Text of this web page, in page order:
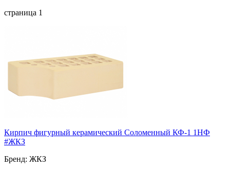
страница 1
Кирпич фигурный керамический Соломенный КФ-1 1НФ
#ЖКЗ
Бренд: ЖКЗ